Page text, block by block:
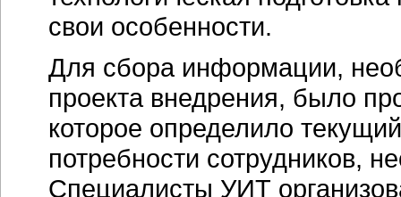
свои особенности.
Для сбора информации,
проекта внедрения, было
которое определило
потребности сотрудников,
Специалисты УИТ